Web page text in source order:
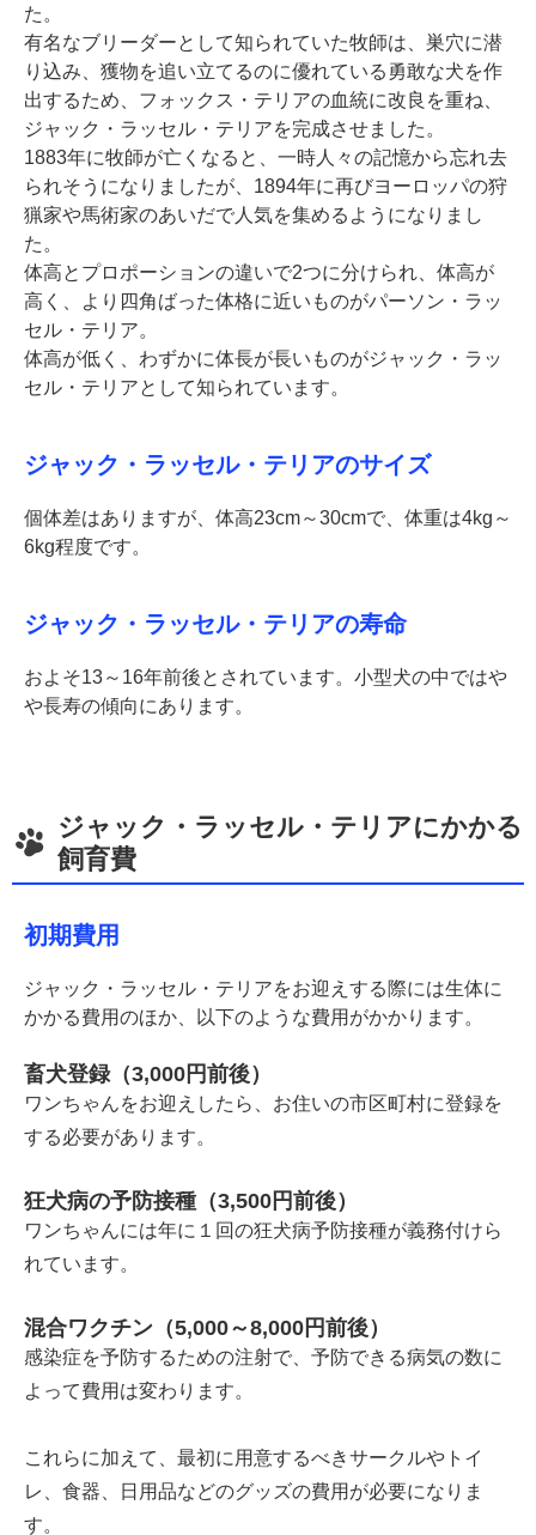
た。
有名なブリーダーとして知られていた牧師は、巣穴に潜
り込み、獲物を追い立てるのに優れている勇敢な犬を作
出するため、フォックス・テリアの血統に改良を重ね、
ジャック・ラッセル・テリアを完成させました。
1883年に牧師が亡くなると、一時人々の記憶から忘れ去
られそうになりましたが、1894年に再びヨーロッパの狩
猟家や馬術家のあいだで人気を集めるようになりまし
た。
体高とプロポーションの違いで2つに分けられ、体高が
高く、より四角ばった体格に近いものがパーソン・ラッ
セル・テリア。
体高が低く、わずかに体長が長いものがジャック・ラッ
セル・テリアとして知られています。
ジャック・ラッセル・テリアのサイズ
個体差はありますが、体高23cm～30cmで、体重は4kg～
6kg程度です。
ジャック・ラッセル・テリアの寿命
およそ13～16年前後とされています。小型犬の中ではや
や長寿の傾向にあります。
ジャック・ラッセル・テリアにかかる
飼育費
初期費用
ジャック・ラッセル・テリアをお迎えする際には生体に
かかる費用のほか、以下のような費用がかかります。
畜犬登録（3,000円前後）
ワンちゃんをお迎えしたら、お住いの市区町村に登録を
する必要があります。
狂犬病の予防接種（3,500円前後）
ワンちゃんには年に１回の狂犬病予防接種が義務付けら
れています。
混合ワクチン（5,000～8,000円前後）
感染症を予防するための注射で、予防できる病気の数に
よって費用は変わります。
これらに加えて、最初に用意するべきサークルやトイ
レ、食器、日用品などのグッズの費用が必要になりま
す。